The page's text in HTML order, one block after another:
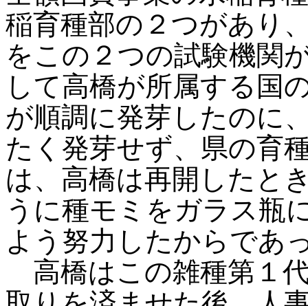
稲育種部の２つがあり
をこの２つの試験機関
して高橋が所属する国
が順調に発芽したのに
たく発芽せず、県の育
は、高橋は再開したと
うに種モミをガラス瓶
よう努力したからであ
高橋はこの雑種第１